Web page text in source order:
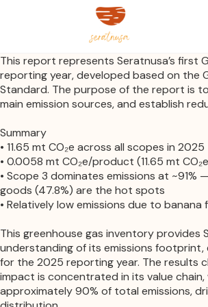
This report represents Seratnusa’s first
reporting year, developed based on the
Standard. The purpose of the report is
main emission sources, and establish
Summary
• 11.65 mt CO₂e across all scopes in 2025
• 0.0058 mt CO₂e/product (11.65 mt
• Scope 3 dominates emissions at ~91%
goods (47.8%) are the hot spots
• Relatively low emissions due to
This greenhouse gas inventory provides
understanding of its emissions footprint,
for the 2025 reporting year. The results
impact is concentrated in its value
approximately 90% of total emissions,